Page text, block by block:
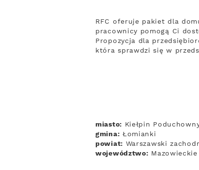
RFC oferuje pakiet dla
pracownicy pomogą Ci
Propozycja dla
która sprawdzi się w
miasto: Kiełpin
gmina: Łomianki
powiat: Warszawski
województwo: Mazowieckie